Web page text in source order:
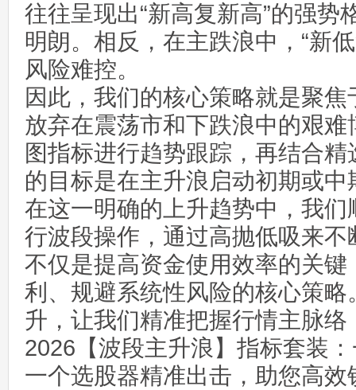
往往呈现出“新高复新高”的强势
明朗。相反，在主跌浪中，“新
风险难控。
因此，我们的核心策略就是聚
放弃在震荡市和下跌浪中的艰
图指标进行趋势跟踪，再结合
的目标是在主升浪启动初期或
在这一明确的上升趋势中，我
行波段操作，通过高抛低吸来
不仅是提高资金使用效率的关
利、规避系统性风险的核心策
升，让我们精准把握行情主脉
2026【波段主升浪】指标套装
一个选股器精准出击，助您高